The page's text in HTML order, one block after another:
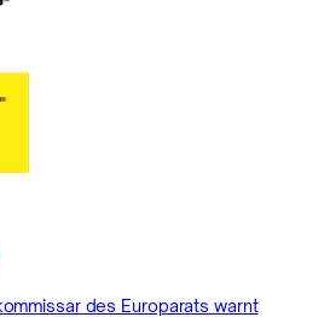
des Europarats warnt